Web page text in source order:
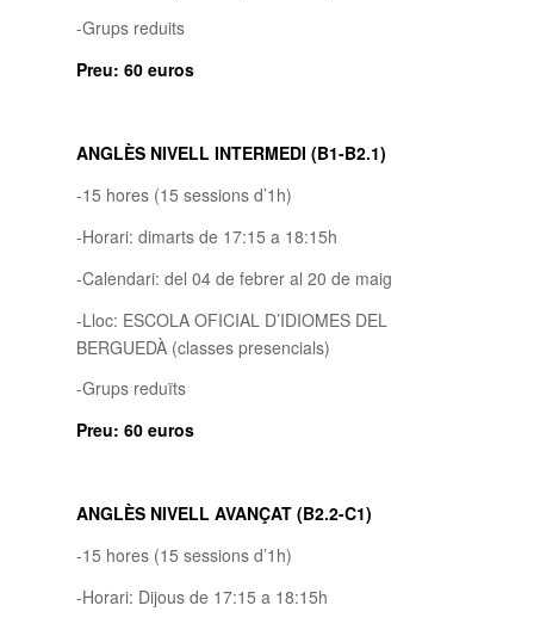
-Grups reduits
Preu: 60 euros
ANGLÈS NIVELL INTERMEDI (B1-B2.1)
-15 hores (15 sessions d’1h)
-Horari: dimarts de 17:15 a 18:15h
-Calendari: del 04 de febrer al 20 de maig
-Lloc: ESCOLA OFICIAL D’IDIOMES DEL
BERGUEDÀ (classes presencials)
-Grups reduïts
Preu: 60 euros
ANGLÈS NIVELL AVANÇAT (B2.2-C1)
-15 hores (15 sessions d’1h)
-Horari: Dijous de 17:15 a 18:15h